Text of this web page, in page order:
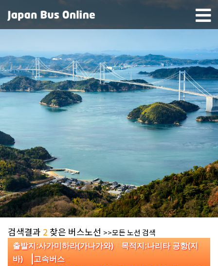
검색결과 2 찾은 버스노선 >>모든 노선 검색
출발지:사가미하라(가나가와) 목적지:나리타 공항(지
바)
|고속버스